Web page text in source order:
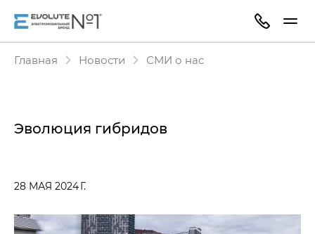
Главная Новости СМИ о нас
Эволюция гибридов
28 МАЯ 2024 Г.